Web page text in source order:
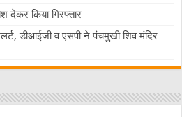
देकर किया गिरफ्तार
डीआईजी व एसपी ने पंचमुखी शिव मंदिर